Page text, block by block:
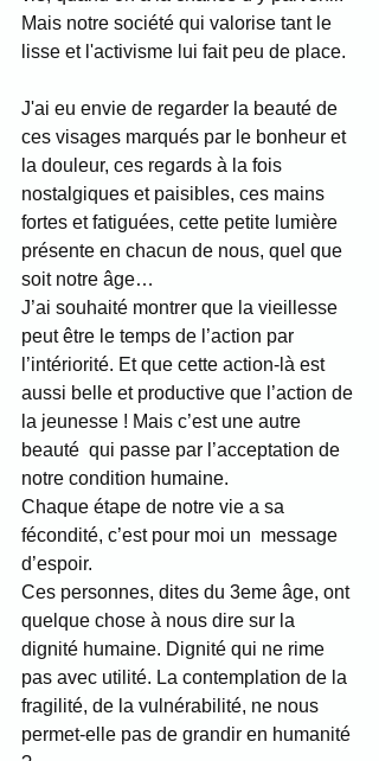
Mais notre société qui valorise tant le
lisse et l'activisme lui fait peu de place.
J'ai eu envie de regarder la beauté de
ces visages marqués par le bonheur et
la douleur, ces regards à la fois
nostalgiques et paisibles, ces mains
fortes et fatiguées, cette petite lumière
présente en chacun de nous, quel que
soit notre âge…
J’ai souhaité montrer que la vieillesse
peut être le temps de l’action par
l’intériorité. Et que cette action-là est
aussi belle et productive que l’action de
la jeunesse ! Mais c’est une autre
beauté  qui passe par l’acceptation de
notre condition humaine.
Chaque étape de notre vie a sa
fécondité, c’est pour moi un  message
d’espoir.
Ces personnes, dites du 3eme âge, ont
quelque chose à nous dire sur la
dignité humaine. Dignité qui ne rime
pas avec utilité. La contemplation de la
fragilité, de la vulnérabilité, ne nous
permet-elle pas de grandir en humanité